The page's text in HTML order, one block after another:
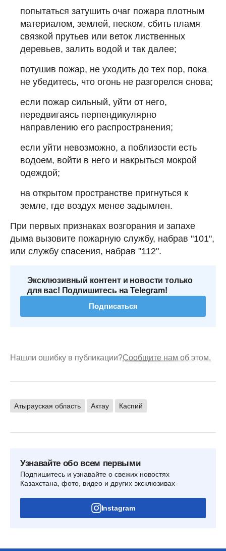
попытаться затушить очаг пожара плотным
материалом, землей, песком, сбить пламя
связкой прутьев или веток лиственных
деревьев, залить водой и так далее;
потушив пожар, не уходить до тех пор, пока
не убедитесь, что огонь не разгорелся снова;
если пожар сильный, уйти от него,
передвигаясь перпендикулярно
направлению его распространения;
если уйти невозможно, а поблизости есть
водоем, войти в него и накрыться мокрой
одеждой;
на открытом пространстве пригнуться к
земле, где воздух менее задымлен.
При первых признаках возгорания и запахе
дыма вызовите пожарную службу, набрав "101",
или службу спасения, набрав "112".
Эксклюзивный контент и новости только
для вас! Подпишитесь на Telegram!
Подписаться
Нашли ошибку в публикации?Сообщите нам об этом.
Атырауская область Актау Каспий
Узнавайте обо всем первыми
Подпишитесь и узнавайте о свежих новостях
Казахстана, фото, видео и других эксклюзивах
Instagram